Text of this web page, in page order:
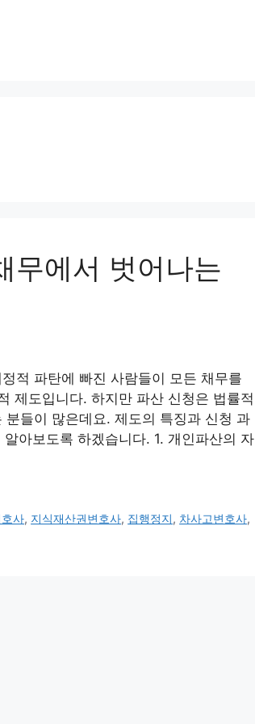
무에서 벗어나는
적 파탄에 빠진 사람들이 모든 채무를
제도입니다. 하지만 파산 신청은 법률적
들이 많은데요. 제도의 특징과 신청 과
아보도록 하겠습니다. 1. 개인파산의 자
사, 지식재산권변호사, 집행정지, 차사고변호사,